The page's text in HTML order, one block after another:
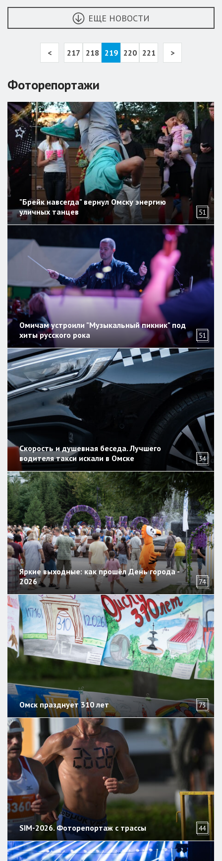
ЕЩЕ НОВОСТИ
< 217 218 219 220 221 >
Фоторепортажи
"Брейк навсегда" вернул Омску энергию
уличных танцев
51
Омичам устроили "Музыкальный пикник" под
хиты русского рока
51
Скорость и душевная беседа. Лучшего
водителя такси искали в Омске
34
Яркие выходные: как прошёл День города -
2026
74
Омск празднует 310 лет 73
SIM-2026. Фоторепортаж с трассы 44